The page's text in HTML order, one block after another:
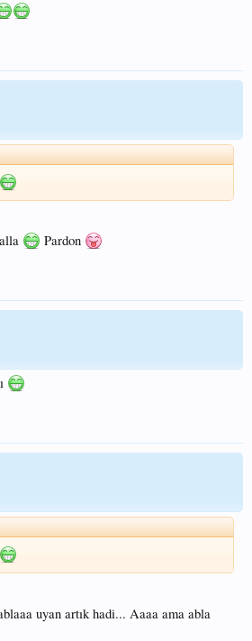
Pardon
uyan artık hadi... Aaaa ama abla